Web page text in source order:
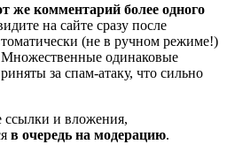
же комментарий более одного
на сайте сразу после
(не в ручном режиме!)
одинаковые
за спам-атаку, что сильно
и вложения,
в очередь на модерацию.